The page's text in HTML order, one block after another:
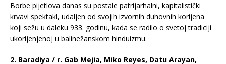
Borbe pijetlova danas su postale patrijarhalni, kapitalistički
krvavi spektakl, udaljen od svojih izvornih duhovnih korijena
koji sežu u daleku 933. godinu, kada se radilo o svetoj tradiciji
ukorijenjenoj u balinežanskom hinduizmu.
2. Baradiya / r. Gab Mejia, Miko Reyes, Datu Arayan,